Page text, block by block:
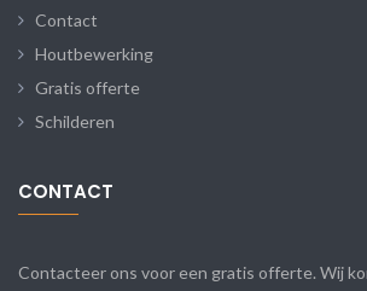
Contact
Houtbewerking
Gratis offerte
Schilderen
CONTACT
Contacteer ons voor een gratis offerte. Wij